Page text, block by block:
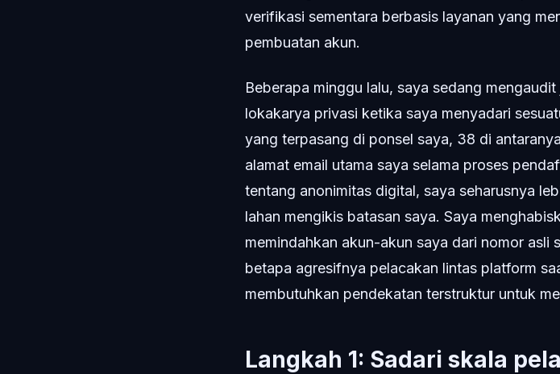
verifikasi sementara berbasis layanan yang
pembuatan akun.
Beberapa minggu lalu, saya sedang
lokakarya privasi ketika saya menyadari
yang terpasang di ponsel saya, 38 di
alamat email utama saya selama proses
tentang anonimitas digital, saya seharusnya
lahan mengikis batasan saya. Saya
memindahkan akun-akun saya dari nomor asli
betapa agresifnya pelacakan lintas platform
membutuhkan pendekatan terstruktur untuk
Langkah 1: Sadari skala